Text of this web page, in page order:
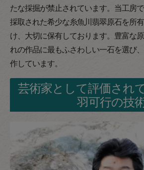
たな採掘が禁止されています。当工房
採取された希少な糸魚川翡翠原石を所
け、大切に保有しております。豊富な
れの作品に最もふさわしい一石を選び
作しています。
芸術家として評価され
羽可行の技